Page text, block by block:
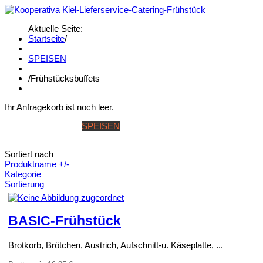
Aktuelle Seite:
Startseite/
SPEISEN
/Frühstücksbuffets
Ihr Anfragekorb ist noch leer.
SPEISEN
Sortiert nach
Produktname +/-
Kategorie
Sortierung
BASIC-Frühstück
Brotkorb, Brötchen, Austrich, Aufschnitt-u. Käseplatte, ...